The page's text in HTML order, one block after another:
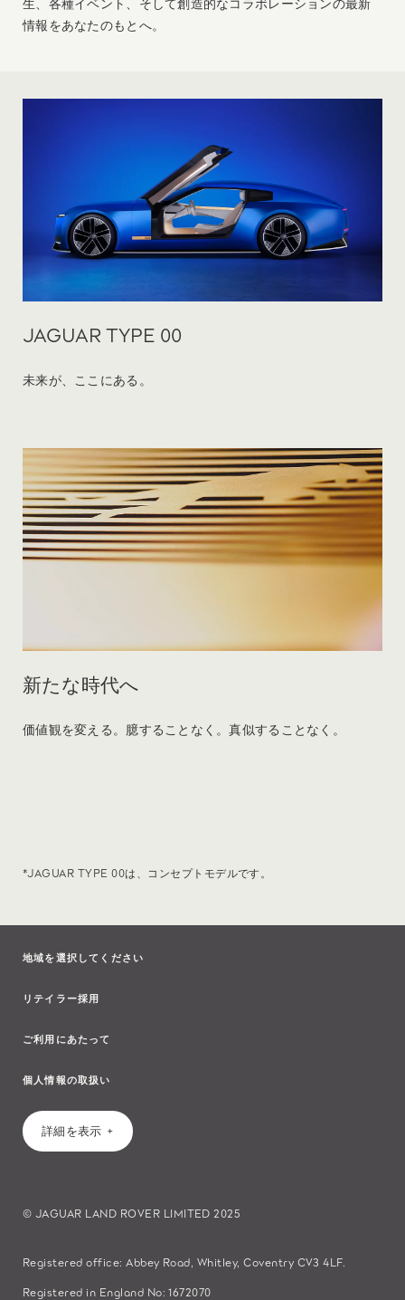
情報をあなたのもとへ。
JAGUAR TYPE 00
未来が、ここにある。
新たな時代へ
価値観を変える。臆することなく。真似することなく。
*JAGUAR TYPE 00は、コンセプトモデルです。
地域を選択してください
リテイラー採用
ご利用にあたって
個人情報の取扱い
詳細を表示
© JAGUAR LAND ROVER LIMITED 2025
Registered office: Abbey Road, Whitley, Coventry CV3 4LF.
Registered in England No: 1672070